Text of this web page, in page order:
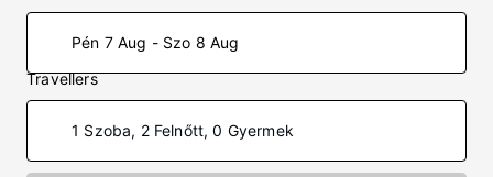
Pén 7 Aug - Szo 8 Aug
Travellers
1 Szoba, 2 Felnőtt, 0 Gyermek